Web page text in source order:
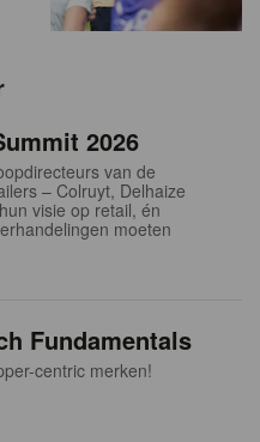
2026
van de
– Colruyt, Delhaize
visie op retail, én
moeten
Fundamentals
centric merken!